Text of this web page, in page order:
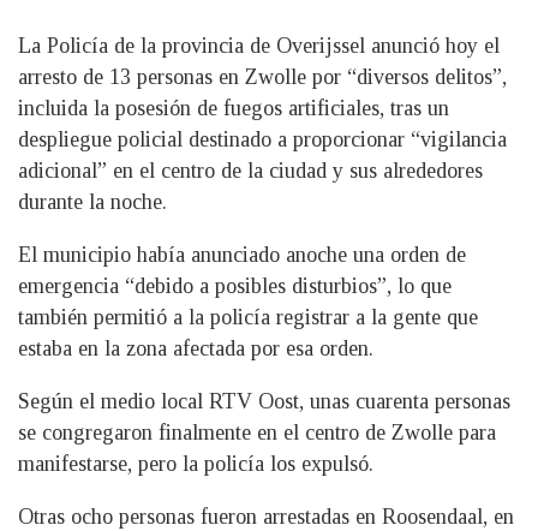
La Policía de la provincia de Overijssel anunció hoy el
arresto de 13 personas en Zwolle por “diversos delitos”,
incluida la posesión de fuegos artificiales, tras un
despliegue policial destinado a proporcionar “vigilancia
adicional” en el centro de la ciudad y sus alrededores
durante la noche.
El municipio había anunciado anoche una orden de
emergencia “debido a posibles disturbios”, lo que
también permitió a la policía registrar a la gente que
estaba en la zona afectada por esa orden.
Según el medio local RTV Oost, unas cuarenta personas
se congregaron finalmente en el centro de Zwolle para
manifestarse, pero la policía los expulsó.
Otras ocho personas fueron arrestadas en Roosendaal, en